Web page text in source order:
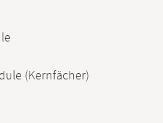
(Kernfächer)